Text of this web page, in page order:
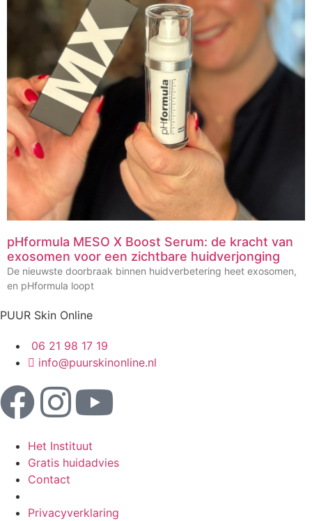
pHformula MESO X Boost Serum: de kracht van
exosomen voor een zichtbare huidverjonging
De nieuwste doorbraak binnen huidverbetering heet exosomen,
en pHformula loopt
PUUR Skin Online
06 21 98 17 19
info@puurskinonline.nl
Het Instituut
Gratis huidadvies
Contact
Privacyverklaring